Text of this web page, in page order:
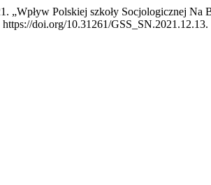
„Wpływ Polskiej szkoły Socjologicznej Na
doi.org/10.31261/GSS_SN.2021.12.13.